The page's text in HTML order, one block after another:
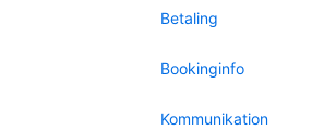
Betaling
Bookinginfo
Kommunikation